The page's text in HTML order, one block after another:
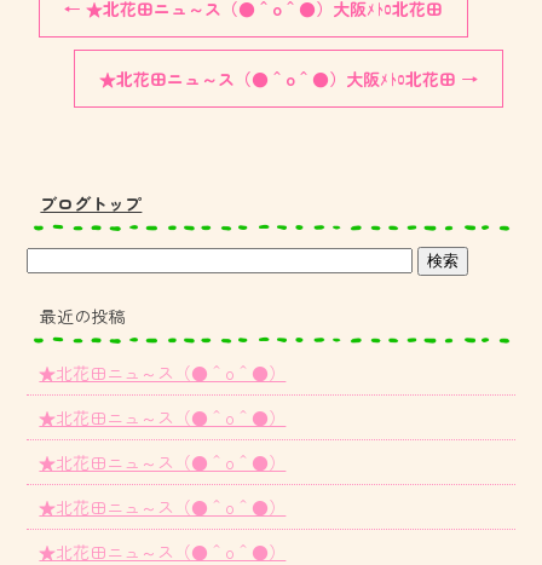
← ★北花田ニュ～ス（●＾o＾●）大阪ﾒﾄﾛ北花田
★北花田ニュ～ス（●＾o＾●）大阪ﾒﾄﾛ北花田 →
ブログトップ
最近の投稿
★北花田ニュ～ス（●＾o＾●）
★北花田ニュ～ス（●＾o＾●）
★北花田ニュ～ス（●＾o＾●）
★北花田ニュ～ス（●＾o＾●）
★北花田ニュ～ス（●＾o＾●）